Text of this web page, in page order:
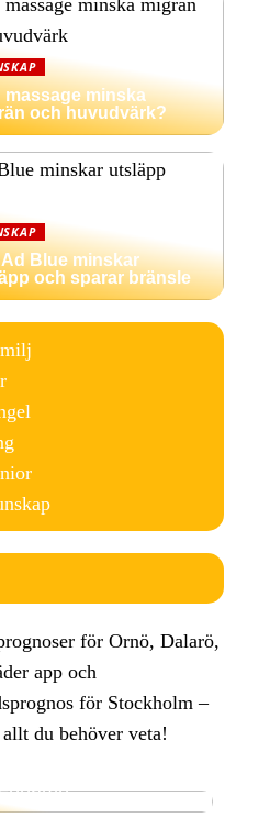
massage minska
och huvudvärk?
Blue minskar
och sparar bränsle
för Ornö, Dalarö,
app och
för Stockholm –
du behöver veta!